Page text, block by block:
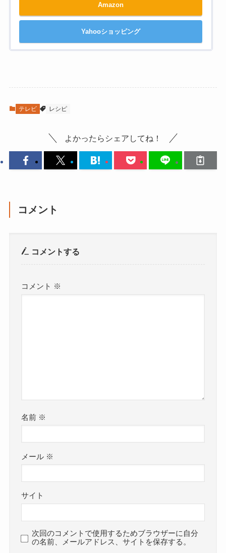
Amazon
Yahooショッピング
テレビ レシピ
よかったらシェアしてね！
コメント
コメントする
コメント ※
名前 ※
メール ※
サイト
次回のコメントで使用するためブラウザーに自分
の名前、メールアドレス、サイトを保存する。